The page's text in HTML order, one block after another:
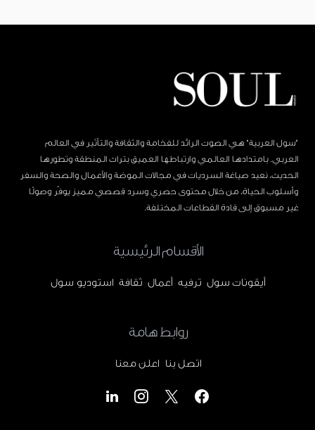
"سول العربية" هي الصوت الرائد للفخامة والثقافة والتأثير في العالم
العربي. بامتدادها العالمي وارتباطها العميق بتراث المنطقة وتطورها
الحديث، نعيد صياغة السرديات في مجالات الموضة والأعمال والصحة والسفر
وأسلوب الحياة، من خلال محتوى حصري وسرد قصصي مميز يوفّر وصولًا
غير مسبوق إلى قادة القطاعات المختلفة.
الأقسام الرئيسية
أيقونات سول ترفيه أعمال ثقافة استوديو سول
روابط هامة
اتصل بنا اعلن معنا